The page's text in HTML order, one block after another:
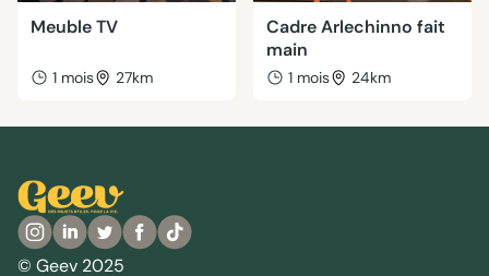
Meuble TV
1 mois 27km
Cadre Arlechinno fait
main
1 mois 24km
© Geev 2025